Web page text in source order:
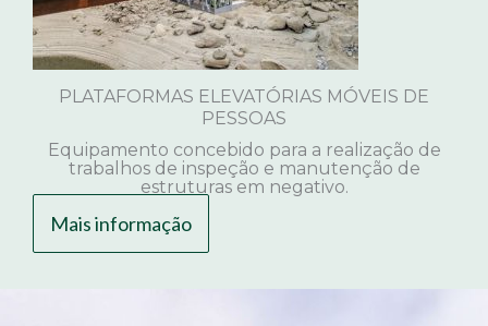
PLATAFORMAS ELEVATÓRIAS MÓVEIS DE
PESSOAS
Equipamento concebido para a realização de
trabalhos de inspeção e manutenção de
estruturas em negativo.
Mais informação